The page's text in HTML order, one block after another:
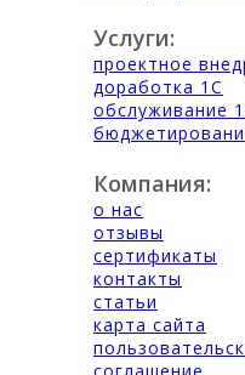
Услуги:
проектное
доработка 1С
обслуживание
Компания:
о нас
отзывы
сертификаты
контакты
статьи
карта сайта